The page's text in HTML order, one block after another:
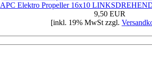
APC Elektro Propeller 16x10
9,50 EUR
[inkl. 19% MwSt zzgl.